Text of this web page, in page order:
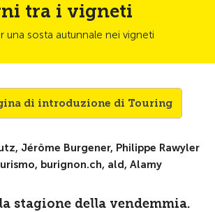
tra i vigneti
una sosta autunnale nei vigneti
di introduzione di Touring
Jérôme Burgener, Philippe Rawyler
burignon.ch, ald, Alamy
stagione della vendemmia.